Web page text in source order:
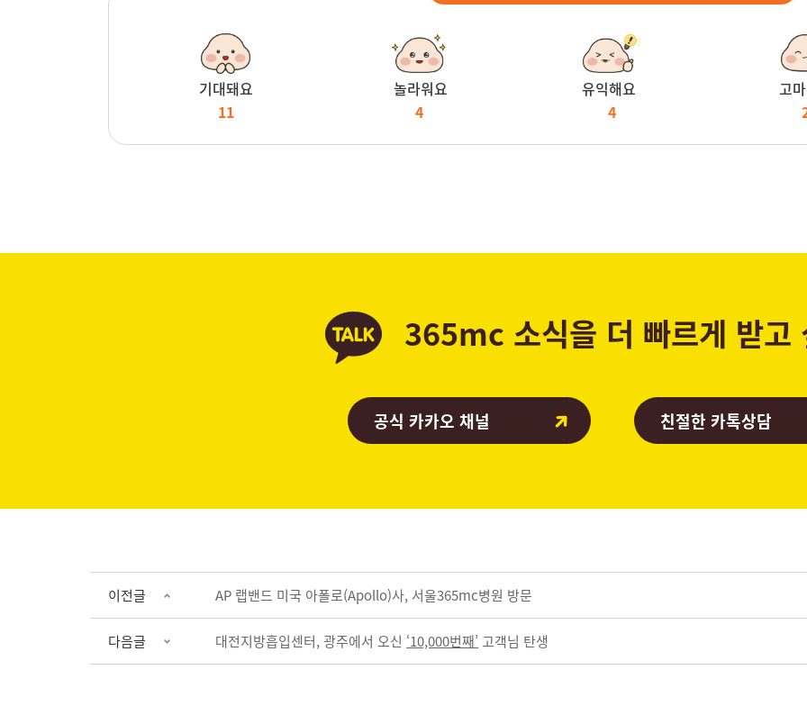
기대돼요
11
놀라워요
4
유익해요
4
고
365mc 소식을 더 빠르게 받고
공식 카카오 채널 친절한 카톡상담
이전글 AP 랩밴드 미국 아폴로(Apollo)사, 서울365mc병원 방문
다음글 대전지방흡입센터, 광주에서 오신 ‘10,000번째’고객님 탄생